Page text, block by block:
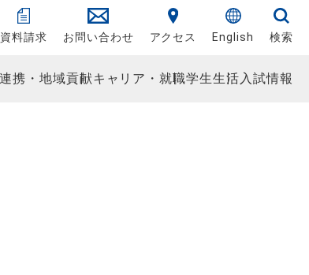
資料請求 お問い合わせ アクセス English 検索
携・地域貢献キャリア・就職学生生活入試情報